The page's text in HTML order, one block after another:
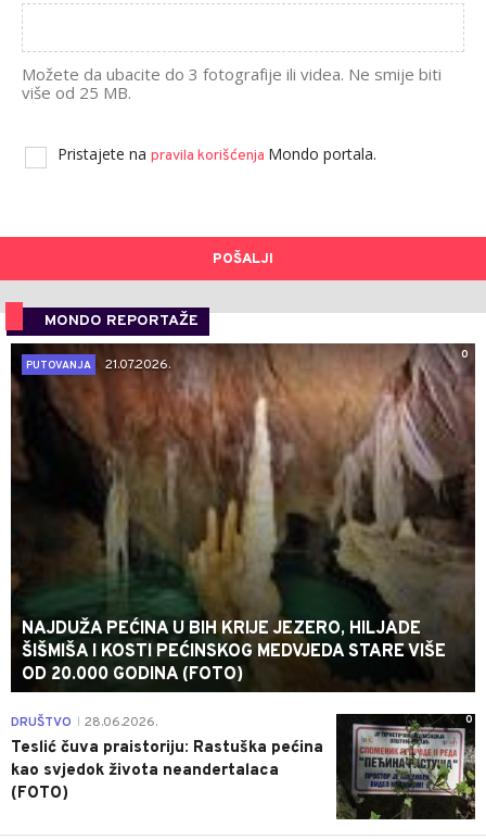
Možete da ubacite do 3 fotografije ili videa. Ne smije biti
više od 25 MB.
Pristajete na pravila korišćenja Mondo portala.
POŠALJI
MONDO REPORTAŽE
0
PUTOVANJA
21.07.2026.
NAJDUŽA PEĆINA U BIH KRIJE JEZERO, HILJADE
ŠIŠMIŠA I KOSTI PEĆINSKOG MEDVJEDA STARE VIŠE
OD 20.000 GODINA (FOTO)
0
DRUŠTVO 28.06.2026.
Teslić čuva praistoriju: Rastuška pećina
kao svjedok života neandertalaca
(FOTO)